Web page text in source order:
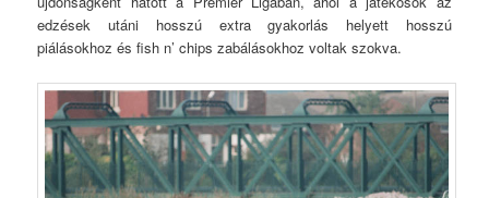
edzések utáni hosszú extra gyakorlás helyett hosszú
piálásokhoz és fish n’ chips zabálásokhoz voltak szokva.